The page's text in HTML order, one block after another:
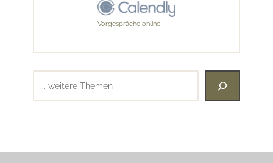
Vorgespräche online